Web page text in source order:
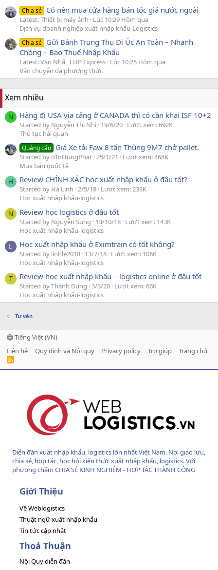
Chia sẻ Có nên mua cửa hàng bán tóc giả nước ngoài
Latest: Thiết bị máy ảnh
Lúc 10:29 Hôm qua
Dịch vụ doanh nghiệp xuất nhập khẩu-Logistics
Chia sẻ Gửi Bánh Trung Thu Đi Úc An Toàn – Nhanh
Chóng – Bao Thuế Nhập Khẩu
Latest: Văn Nhã _LHP Express Lúc 10:25 Hôm qua
Vận chuyển đa phương thức
Xem nhiều
N Hàng đi USA via cảng ở CANADA thì có cần khai ISF 10+2
Started by Nguyễn Thị Nhi 19/6/20 Lượt xem: 692K
Thủ tục hải quan
Quảng cáo Giá Xe tải Faw 8 tấn Thùng 9M7 chở pallet.
Started by oToHungPhat 25/1/21
Lượt xem: 468K
Mua bán quốc tế
H Review CHÍNH XÁC học xuất nhập khẩu ở đâu tốt?
Started by Hà Linh 2/5/18 Lượt xem: 233K
Học xuất nhập khẩu-logistics
N Review học logistics ở đâu tốt
Started by Nguyễn Sung 13/10/18 Lượt xem: 143K
Học xuất nhập khẩu-logistics
L Học xuất nhập khẩu ở Eximtrain có tốt không?
Started by linhle2018 13/7/18 Lượt xem: 106K
Học xuất nhập khẩu-logistics
T Review học xuất nhập khẩu – logistics online ở đâu tốt
Started by Thành Dung 3/3/20 Lượt xem: 66K
Học xuất nhập khẩu-logistics
Tư vấn
Tiếng Việt (VN)
Liên hệ
Quy định và Nội quy Privacy policy Trợ giúp Trang chủ
R
Diễn đàn xuất nhập khẩu, logistics lớn nhất Việt Nam. Nơi giao lưu,
chia sẻ, hợp tác, học hỏi kiến thức xuất nhập khẩu, logistics. Với
phương châm CHIA SẺ KINH NGHIỆM - HỢP TÁC THÀNH CÔNG
Giới Thiệu
Về Weblogistics
Thuật ngữ xuất nhập khẩu
Tin tức cập nhật
Thoả Thuận
Nội Quy diễn đàn